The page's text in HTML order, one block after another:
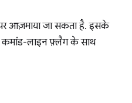
आज़माया जा सकता है. इसके
कमांड-लाइन फ़्लैग के साथ